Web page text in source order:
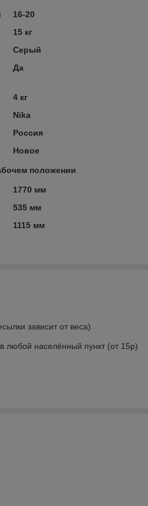
16-20
15 кг
Серый
Да
4 кг
Nika
Россия
Новое
положении
1770 мм
535 мм
1115 мм
зависит от веса)
любой населённый пункт (от 15р)